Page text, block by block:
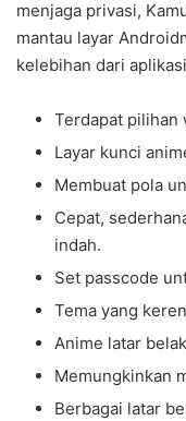
menjaga privasi,
mantau layar
kelebihan dari
Terdapat pilihan
Layar kunci
Membuat pola
Cepat,
indah.
Set passcode
Tema yang keren
Anime latar
Memungkinkan
Berbagai latar